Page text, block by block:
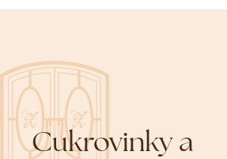
Cukrovinky a